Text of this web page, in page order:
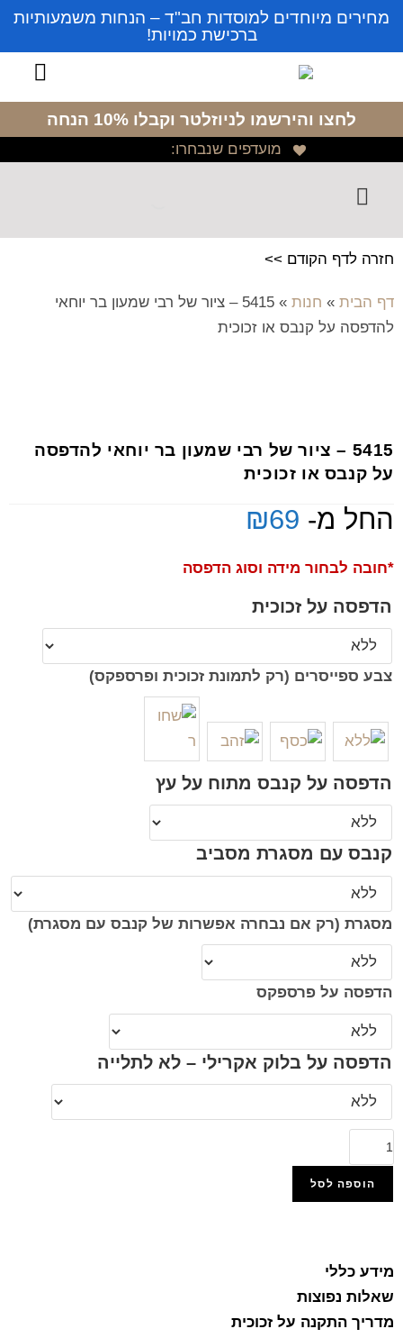
מחירים מיוחדים למוסדות חב"ד – הנחות משמעותיות
ברכישת כמויות!
לחצו והירשמו לניוזלטר וקבלו 10% הנחה
מועדפים שנבחרו:
חזרה לדף הקודם >>
דף הבית » חנות »
5415 – ציור של רבי שמעון בר יוחאי
להדפסה על קנבס או זכוכית
5415 – ציור של רבי שמעון בר יוחאי להדפסה
על קנבס או זכוכית
החל מ- ₪69
*חובה לבחור מידה וסוג הדפסה
הדפסה על זכוכית
צבע ספייסרים (רק לתמונת זכוכית ופרספקס)
הדפסה על קנבס מתוח על עץ
קנבס עם מסגרת מסביב
מסגרת (רק אם נבחרה אפשרות של קנבס עם מסגרת)
הדפסה על פרספקס
הדפסה על בלוק אקרילי – לא לתלייה
הוספה לסל
מידע כללי
שאלות נפוצות
מדריך התקנה על זכוכית